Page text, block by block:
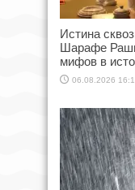
Истина
Шарафе
мифов в
06.08.2026